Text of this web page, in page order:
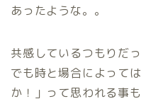
あったような。。
共感しているつもりだ
でも時と場合によって
か！」って思われる事